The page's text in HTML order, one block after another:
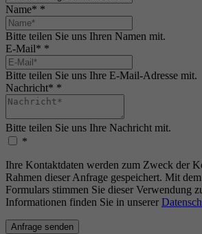
Name* *
Bitte teilen Sie uns Ihren Namen mit.
E-Mail* *
Bitte teilen Sie uns Ihre E-Mail-Adresse mit.
Nachricht* *
Bitte teilen Sie uns Ihre Nachricht mit.
*
Ihre Kontaktdaten werden zum Zweck der
Rahmen dieser Anfrage gespeichert. Mit
Formulars stimmen Sie dieser Verwendung
Informationen finden Sie in unserer
Anfrage senden